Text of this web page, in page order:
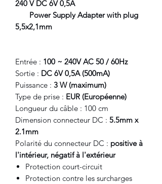
240 V DC 6V 0,5A
Power Supply Adapter with plug
5,5x2,1mm
Entrée : 100 ~ 240V AC 50 / 60Hz
Sortie : DC 6V 0,5A (500mA)
Puissance : 3 W (maximum)
Type de prise : EUR (Européenne)
Longueur du câble : 100 cm
Dimension connecteur DC : 5.5mm x
2.1mm
Polarité du connecteur DC : positive à
l'intérieur, négatif à l'extérieur
Protection court-circuit
Protection contre les surcharges